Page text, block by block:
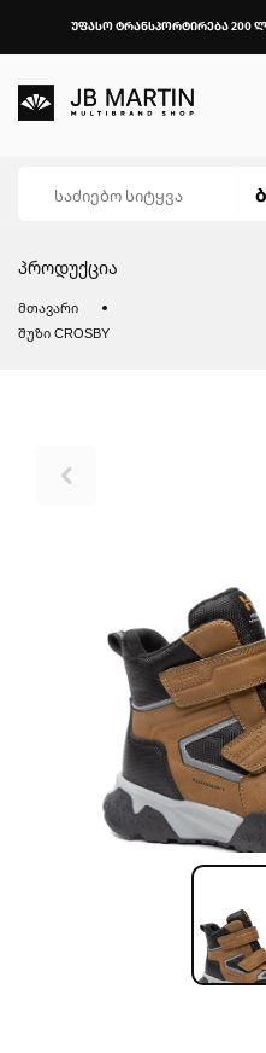
უფასო ტრანსპორტირება 200
პროდუქცია
მთავარი
შუზი CROSBY